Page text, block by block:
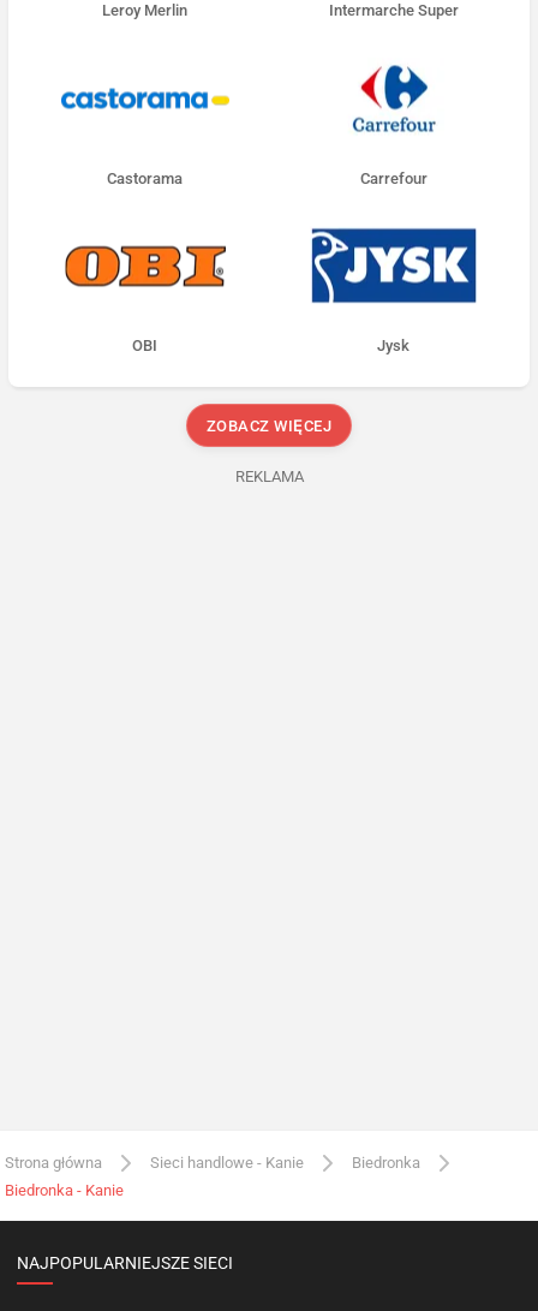
Leroy Merlin Intermarche Super
Castorama Carrefour
OBI Jysk
ZOBACZ WIĘCEJ
REKLAMA
Strona główna Sieci handlowe - Kanie
Biedronka
Biedronka - Kanie
NAJPOPULARNIEJSZE SIECI